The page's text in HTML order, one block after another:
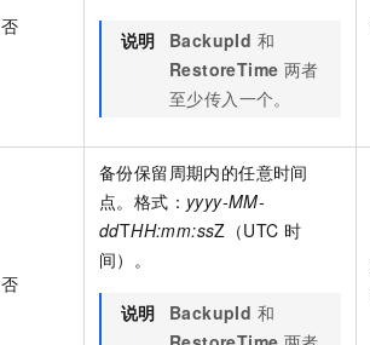
否
说明 BackupId 和
RestoreTime 两者
至少传入一个。
否
备份保留周期内的任意时间
点。格式： yyyy-MM-
ddTHH:mm:ssZ（UTC 时
间）。
说明 BackupId 和